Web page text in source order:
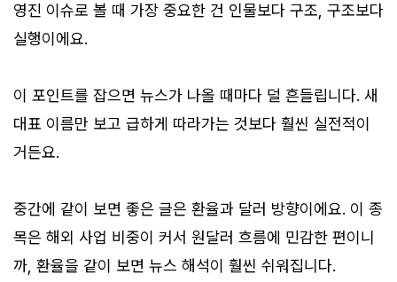
영진 이슈로 볼 때 가장 중요한 건 인물보다 구조, 구조보다
실행이에요.
이 포인트를 잡으면 뉴스가 나올 때마다 덜 흔들립니다. 새
대표 이름만 보고 급하게 따라가는 것보다 훨씬 실전적이
거든요.
중간에 같이 보면 좋은 글은 환율과 달러 방향이에요. 이 종
목은 해외 사업 비중이 커서 원달러 흐름에 민감한 편이니
까, 환율을 같이 보면 뉴스 해석이 훨씬 쉬워집니다.